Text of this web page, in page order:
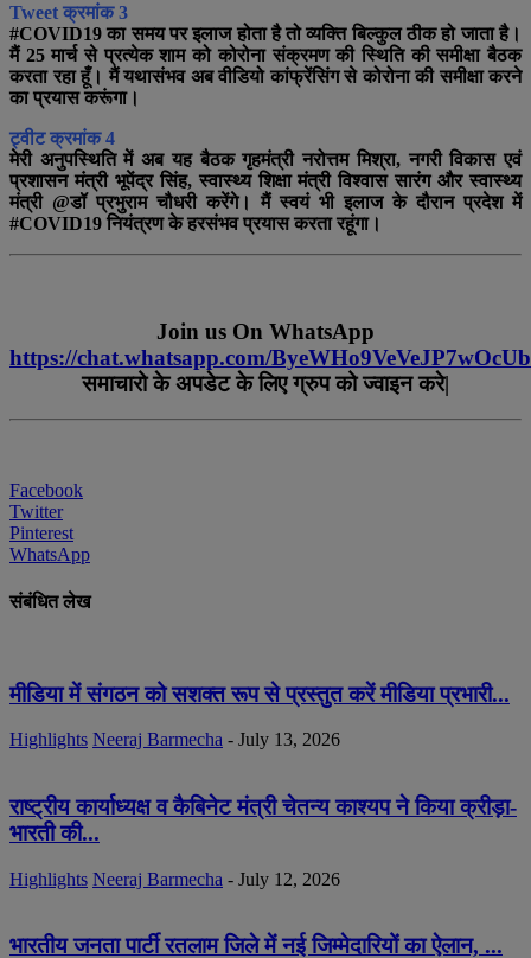
Tweet क्रमांक 3
#COVID19 का समय पर इलाज होता है तो व्यक्ति बिल्कुल ठीक हो जाता है।
मैं 25 मार्च से प्रत्येक शाम को कोरोना संक्रमण की स्थिति की समीक्षा बैठक
करता रहा हूँ। मैं यथासंभव अब वीडियो कांफ्रेंसिंग से कोरोना की समीक्षा करने
का प्रयास करूंगा।
ट्वीट क्रमांक 4
मेरी अनुपस्थिति में अब यह बैठक गृहमंत्री नरोत्तम मिश्रा, नगरी विकास एवं
प्रशासन मंत्री भूपेंद्र सिंह, स्वास्थ्य शिक्षा मंत्री विश्वास सारंग और स्वास्थ्य
मंत्री @डॉ प्रभुराम चौधरी करेंगे। मैं स्वयं भी इलाज के दौरान प्रदेश में
#COVID19 नियंत्रण के हरसंभव प्रयास करता रहूंगा।
Join us On WhatsApp
https://chat.whatsapp.com/
समाचारो के अपडेट के लिए ग्रुप को ज्वाइन करे|
Facebook
Twitter
Pinterest
WhatsApp
संबंधित लेख
मीडिया में संगठन को सशक्त रूप से प्रस्तुत करें मीडिया प्रभारी...
Highlights Neeraj Barmecha - July 13, 2026
राष्ट्रीय कार्याध्यक्ष व कैबिनेट मंत्री चेतन्य काश्यप ने किया क्रीड़ा-
भारती की...
Highlights Neeraj Barmecha - July 12, 2026
भारतीय जनता पार्टी रतलाम जिले में नई जिम्मेदारियों का ऐलान, ...